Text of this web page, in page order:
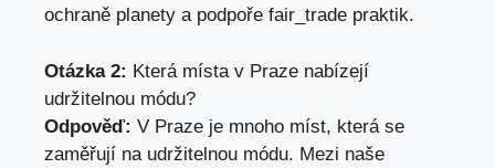
ochraně planety a podpoře fair_trade praktik.
Otázka 2: Která místa v Praze nabízejí
udržitelnou módu?
Odpověď: V Praze je mnoho míst, která se
zaměřují na udržitelnou módu. Mezi naše